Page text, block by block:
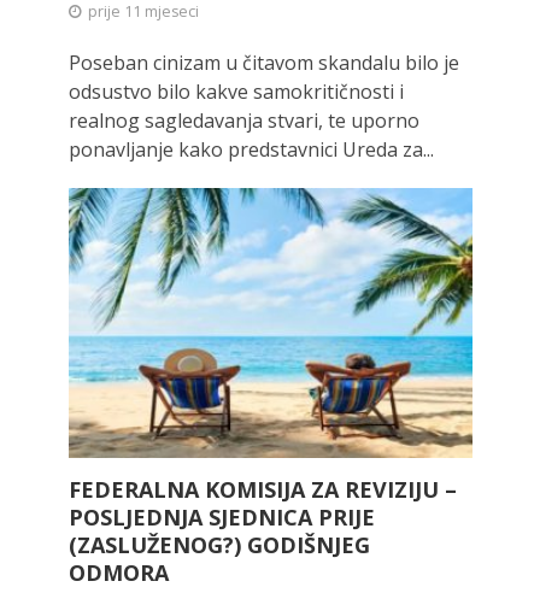
prije 11 mjeseci
Poseban cinizam u čitavom skandalu bilo je
odsustvo bilo kakve samokritičnosti i
realnog sagledavanja stvari, te uporno
ponavljanje kako predstavnici Ureda za...
FEDERALNA KOMISIJA ZA REVIZIJU –
POSLJEDNJA SJEDNICA PRIJE
(ZASLUŽENOG?) GODIŠNJEG
ODMORA